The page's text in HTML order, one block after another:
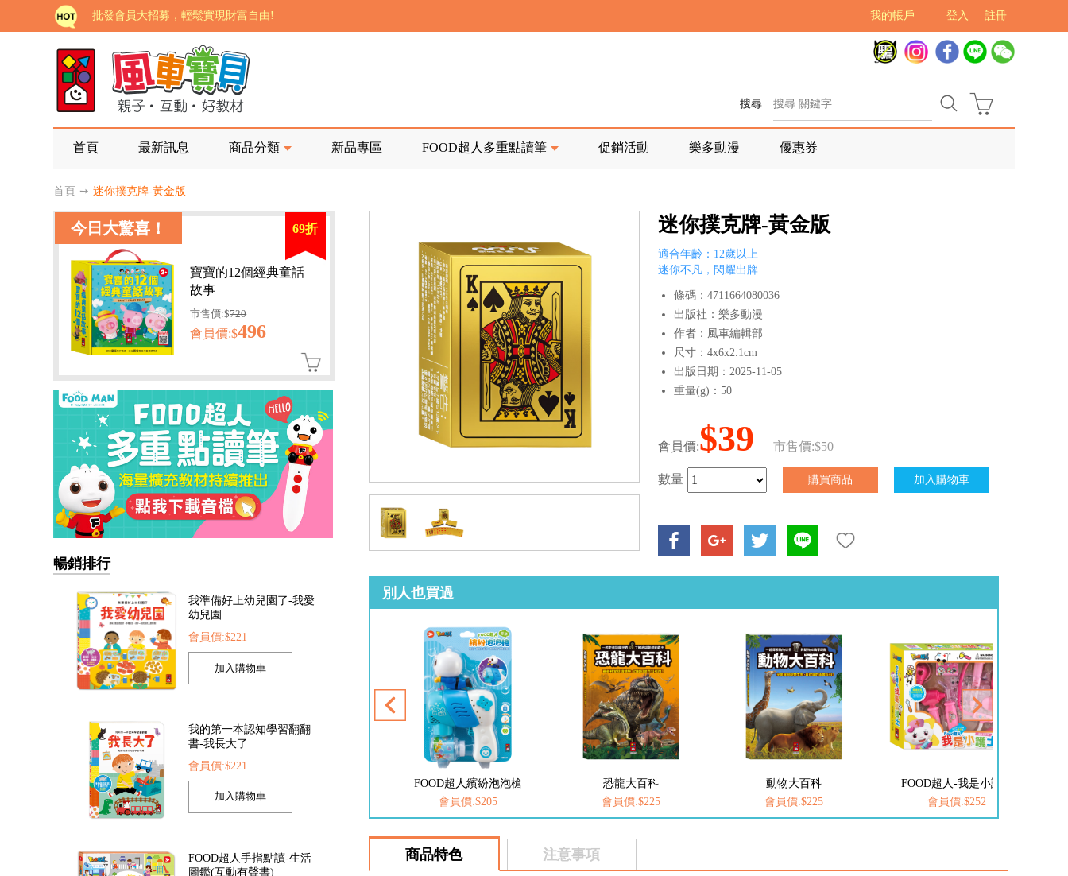
註冊
登入
我的帳戶
批發會員大招募，輕鬆實現財富自由!
如需更改或重開發票 需在訂單成立三天內通知客服 寄回發票需附上回郵郵票
老師您好!!幼教會員火熱招募中~
海外購物免煩惱！點我查看『海外購物流程說明』
家長樂了!「風車書版集團暨FOOD超人企業總部」目前正興建中!
老師您好!!幼教會員火熱招募中~
海外購物免煩惱！點我查看『海外購物流程說明』
搜尋
首頁 最新訊息 商品分類 新品專區 FOOD超人多重點讀筆 促銷活動 樂多動漫 優惠券
首頁 ➙ 迷你撲克牌-黃金版
今日大驚喜！ 69折
寶寶的12個經典童話
故事
市售價:$720
會員價:$496
暢銷排行
我準備好上幼兒園了-我愛
幼兒園
會員價:$221
我的第一本認知學習翻翻
書-我長大了
會員價:$221
FOOD超人手指點讀-生活
圖鑑(互動有聲書)
迷你撲克牌-黃金版
適合年齡：12歲以上
迷你不凡，閃耀出牌
條碼：4711664080036
出版社：樂多動漫
作者：風車編輯部
尺寸：4x6x2.1cm
出版日期：2025-11-05
重量(g)：50
會員價:$39 市售價:$50
數量
別人也買過
FOOD超人探索點讀筆
會員價:$1422
FOOD超人夢幻泡泡槍
會員價:$205
FOOD超人繽紛泡泡槍
會員價:$205
恐龍大百科
會員價:$225
動物大百科
會員價:$225
FOOD超人-我是小護士
會員價:$252
商品特色 注意事項